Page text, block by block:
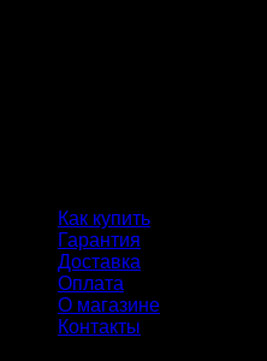
Как купить
Гарантия
Доставка
Оплата
О магазине
Контакты